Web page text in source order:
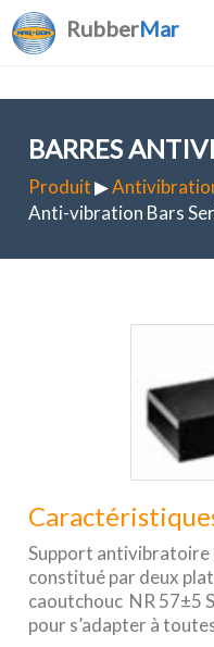
RubberMar
BARRES
Produit▶
Anti-vibration Bars
Support antivibratoire
constitué par deux
caoutchouc NR 57±5
pour s’adapter à